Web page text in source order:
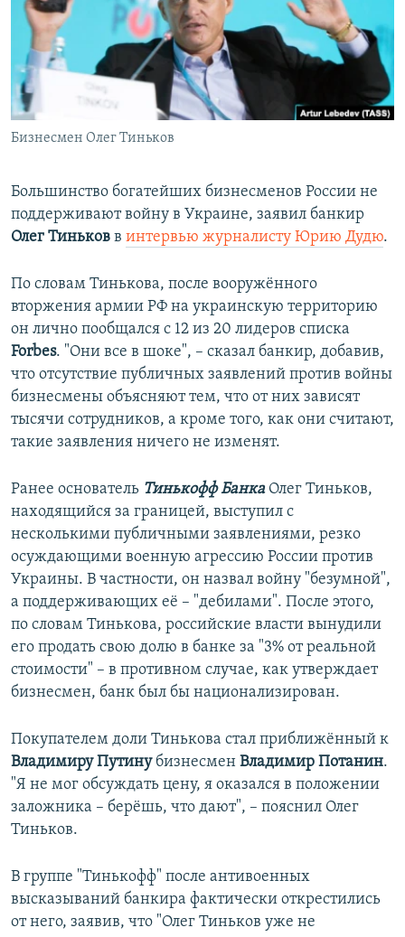
ПОБЕДИТЕЛЕЙ НЕ СУДЯТ?
КРЫМ.НЕПОКОРЕННЫЙ
УКРАИНСКАЯ ПРОБЛЕМА КРЫМА
ПРИСОЕДИНЯЙТЕСЬ!
Все сайты RFE/RL
Бизнесмен Олег Тиньков
Большинство богатейших бизнесменов России не
поддерживают войну в Украине, заявил банкир
Олег Тиньков в интервью журналисту Юрию Дудю.
По словам Тинькова, после вооружённого
вторжения армии РФ на украинскую территорию
он лично пообщался с 12 из 20 лидеров списка
Forbes. "Они все в шоке", – сказал банкир, добавив,
что отсутствие публичных заявлений против войны
бизнесмены объясняют тем, что от них зависят
тысячи сотрудников, а кроме того, как они считают,
такие заявления ничего не изменят.
Ранее основатель Тинькофф БанкаОлег Тиньков,
находящийся за границей, выступил с
несколькими публичными заявлениями, резко
осуждающими военную агрессию России против
Украины. В частности, он назвал войну "безумной",
а поддерживающих её – "дебилами". После этого,
по словам Тинькова, российские власти вынудили
его продать свою долю в банке за "3% от реальной
стоимости" – в противном случае, как утверждает
бизнесмен, банк был бы национализирован.
Покупателем доли Тинькова стал приближённый к
Владимиру Путинубизнесмен Владимир Потанин.
"Я не мог обсуждать цену, я оказался в положении
заложника – берёшь, что дают", – пояснил Олег
Тиньков.
В группе "Тинькофф" после антивоенных
высказываний банкира фактически открестились
от него, заявив, что "Олег Тиньков уже не